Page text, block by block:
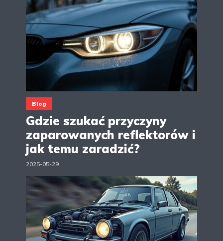
Blog
Gdzie szukać przyczyny
zaparowanych reflektorów i
jak temu zaradzić?
2025-05-29